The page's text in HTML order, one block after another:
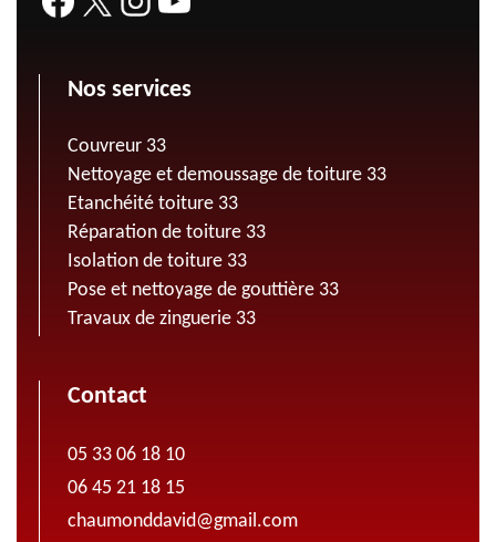
Nos services
Couvreur 33
Nettoyage et demoussage de toiture 33
Etanchéité toiture 33
Réparation de toiture 33
Isolation de toiture 33
Pose et nettoyage de gouttière 33
Travaux de zinguerie 33
Contact
05 33 06 18 10
06 45 21 18 15
chaumonddavid@gmail.com